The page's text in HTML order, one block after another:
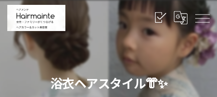
浴衣ヘアスタイル👘✨